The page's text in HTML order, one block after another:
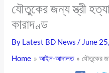
যৌতুকের জন্য স্ত্রী
কারাদণ্ড
By Latest BD News/ June
Home
আইন-আদালত যৌতুকের